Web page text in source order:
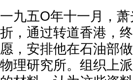
一九五O年十一月，
折，通过转道香港，
愿，安排他在石油部
物理研究所。组织上